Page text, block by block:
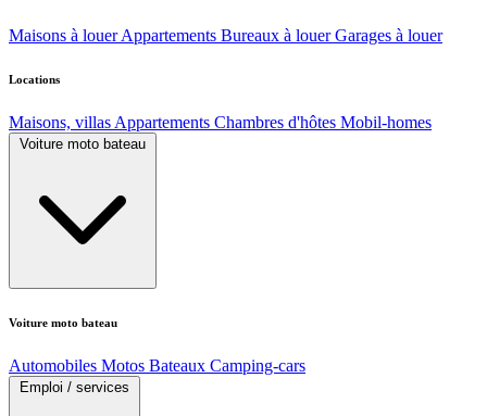
Maisons à louer Appartements Bureaux à louer Garages à louer
Locations
Maisons, villas Appartements Chambres d'hôtes Mobil-homes
Voiture moto bateau
Voiture moto bateau
Automobiles Motos Bateaux Camping-cars
Emploi / services